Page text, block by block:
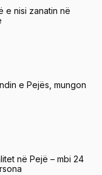
e nisi zanatin në
e Pejës, mungon
në Pejë – mbi 24